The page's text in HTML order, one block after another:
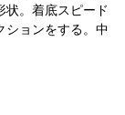
状。着底スピード
ションをする。中